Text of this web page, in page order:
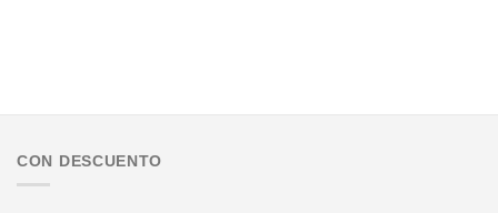
CON DESCUENTO